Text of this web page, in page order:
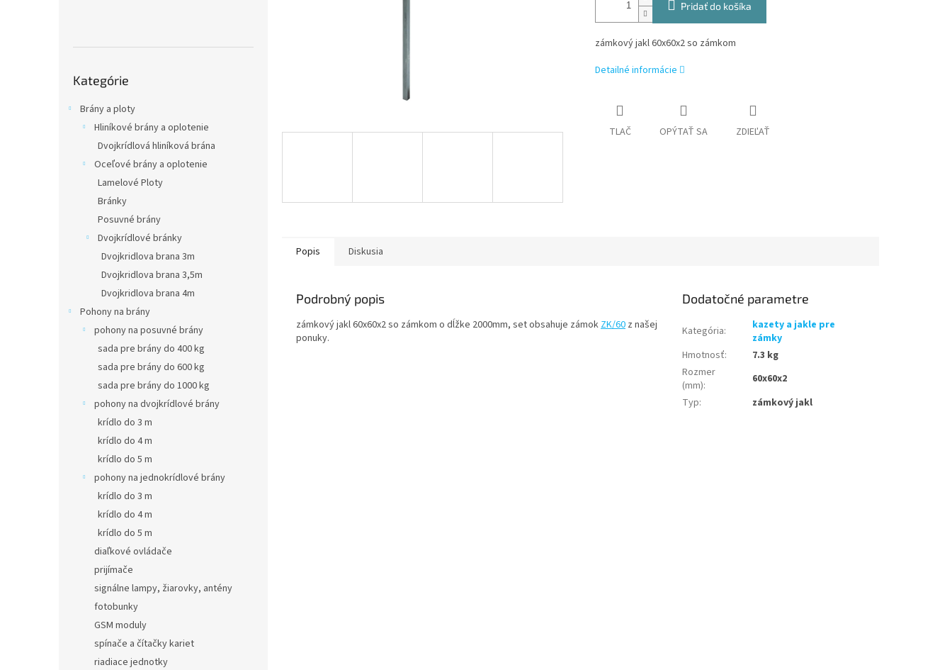
kategórie
Kategórie
Brány a ploty
Hliníkové brány a oplotenie
Dvojkrídlová hliníková brána
Oceľové brány a oplotenie
Lamelové Ploty
Bránky
Posuvné brány
Dvojkrídlové bránky
Dvojkridlova brana 3m
Dvojkridlova brana 3,5m
Dvojkridlova brana 4m
Pohony na brány
pohony na posuvné brány
sada pre brány do 400 kg
sada pre brány do 600 kg
sada pre brány do 1000 kg
pohony na dvojkrídlové brány
krídlo do 3 m
krídlo do 4 m
krídlo do 5 m
pohony na jednokrídlové brány
krídlo do 3 m
krídlo do 4 m
krídlo do 5 m
diaľkové ovládače
prijímače
signálne lampy, žiarovky, antény
fotobunky
GSM moduly
spínače a čítačky kariet
riadiace jednotky
Pridať do košíka
zámkový jakl 60x60x2 so zámkom
Detailné informácie
TLAČ OPÝTAŤ SA ZDIEĽAŤ
Popis Diskusia
Podrobný popis
zámkový jakl 60x60x2 so zámkom o dĺžke 2000mm, set obsahuje zámok ZK/60 z našej
ponuky.
Dodatočné parametre
Kategória:
kazety a jakle pre
zámky
Hmotnosť:
7.3 kg
Rozmer
(mm):
60x60x2
Typ: zámkový jakl